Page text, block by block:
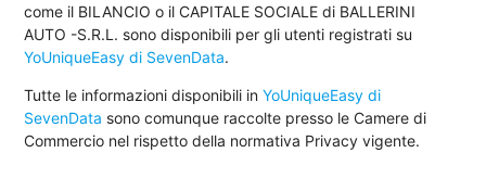
come il BILANCIO o il CAPITALE SOCIALE di BALLERINI
AUTO -S.R.L. sono disponibili per gli utenti registrati su
YoUniqueEasy di SevenData.
Tutte le informazioni disponibili inYoUniqueEasy di
SevenData sono comunque raccolte presso le Camere di
Commercio nel rispetto della normativa Privacy vigente.